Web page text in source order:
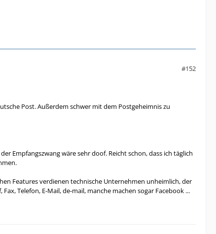
#152
Post. Außerdem schwer mit dem Postgeheimnis zu
Empfangszwang wäre sehr doof. Reicht schon, dass ich täglich
Features verdienen technische Unternehmen unheimlich, der
Telefon, E-Mail, de-mail, manche machen sogar Facebook ...